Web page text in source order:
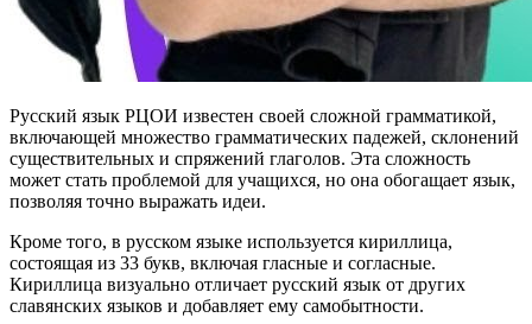
Русский язык РЦОИ известен своей сложной грамматикой,
включающей множество грамматических падежей, склонений
существительных и спряжений глаголов. Эта сложность
может стать проблемой для учащихся, но она обогащает язык,
позволяя точно выражать идеи.
Кроме того, в русском языке используется кириллица,
состоящая из 33 букв, включая гласные и согласные.
Кириллица визуально отличает русский язык от других
славянских языков и добавляет ему самобытности.